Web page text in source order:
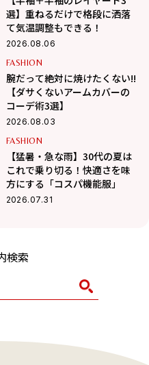
選】重ねるだけで格段に洒落
て気温調整もできる！
2026.08.06
FASHION
腕だって絶対に焼けたくない!!
【ダサくないアームカバーの
コーデ術3選】
2026.08.03
FASHION
【猛暑・急な雨】30代の夏は
これで乗り切る！快適さを味
方にする「コスパ機能服」
2026.07.31
検索